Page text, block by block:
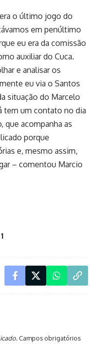
o último jogo do
em penúltimo
eu era da comissão
auxiliar do Cuca.
e analisar os
eu via o Santos
situação do Marcelo
tem um contato no dia
que acompanha as
porque
e, mesmo assim,
– comentou Marcio
Campos obrigatórios